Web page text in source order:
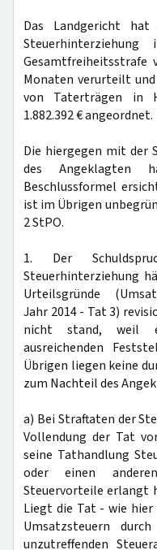
Das Landgericht hat
Gesamtfreiheitsstrafe
Monaten verurteilt und
von Taterträgen in
1.882.392 € angeordnet.
Die hiergegen mit der
des
Beschlussformel
ist im Übrigen
2 StPO.
1. Der
Steuerhinterziehung
Urteilsgründe
Jahr 2014 - Tat 3)
nicht stand, weil
ausreichenden
Übrigen liegen keine
zum Nachteil des
a) Bei Straftaten der
Vollendung der Tat
seine Tathandlung
oder einen
Steuervorteile erlangt
Liegt die Tat - wie
Umsatzsteuern
unzutreffenden